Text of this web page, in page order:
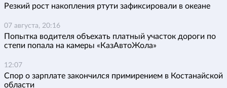
Резкий рост накопления ртути зафиксировали в океане
07 августа, 20:16
Попытка водителя объехать платный участок дороги по
степи попала на камеры «КазАвтоЖола»
12:07
Спор о зарплате закончился примирением в Костанайской
области